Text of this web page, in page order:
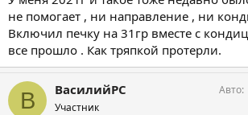
не помогает , ни направление , ни
Включил печку на 31гр вместе с
все прошло . Как тряпкой протерли.
В ВасилийРС
Участник
Авто